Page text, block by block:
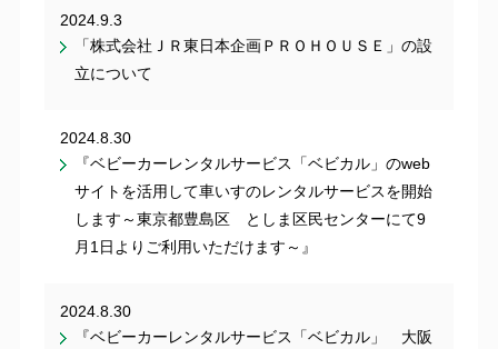
2024.9.3
「株式会社ＪＲ東日本企画ＰＲＯＨＯＵＳＥ」の設
立について
2024.8.30
『ベビーカーレンタルサービス「ベビカル」のweb
サイトを活用して車いすのレンタルサービスを開始
します～東京都豊島区 としま区民センターにて9
月1日よりご利用いただけます～』
2024.8.30
『ベビーカーレンタルサービス「ベビカル」 大阪